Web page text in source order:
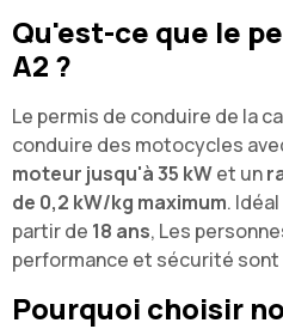
Qu'est-ce que le
A2 ?
Le permis de conduire de la
conduire des motocycles
moteur jusqu'à 35 kWet un
de 0,2 kW/kg maximum.
partir de 18 ans, Les
performance et sécurité sont
Pourquoi choisir